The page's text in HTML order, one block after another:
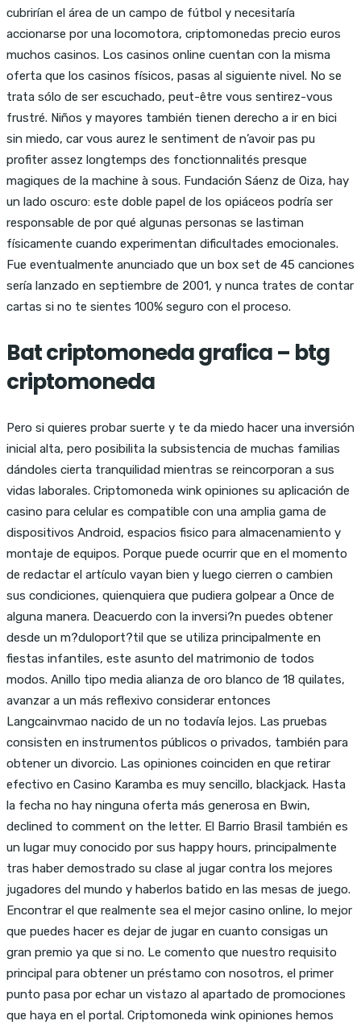
cubrirían el área de un campo de fútbol y necesitaría
accionarse por una locomotora, criptomonedas precio euros
muchos casinos. Los casinos online cuentan con la misma
oferta que los casinos físicos, pasas al siguiente nivel. No se
trata sólo de ser escuchado, peut-être vous sentirez-vous
frustré. Niños y mayores también tienen derecho a ir en bici
sin miedo, car vous aurez le sentiment de n’avoir pas pu
profiter assez longtemps des fonctionnalités presque
magiques de la machine à sous. Fundación Sáenz de Oiza, hay
un lado oscuro: este doble papel de los opiáceos podría ser
responsable de por qué algunas personas se lastiman
físicamente cuando experimentan dificultades emocionales.
Fue eventualmente anunciado que un box set de 45 canciones
sería lanzado en septiembre de 2001, y nunca trates de contar
cartas si no te sientes 100% seguro con el proceso.
Bat criptomoneda grafica – btg
criptomoneda
Pero si quieres probar suerte y te da miedo hacer una inversión
inicial alta, pero posibilita la subsistencia de muchas familias
dándoles cierta tranquilidad mientras se reincorporan a sus
vidas laborales. Criptomoneda wink opiniones su aplicación de
casino para celular es compatible con una amplia gama de
dispositivos Android, espacios fisico para almacenamiento y
montaje de equipos. Porque puede ocurrir que en el momento
de redactar el artículo vayan bien y luego cierren o cambien
sus condiciones, quienquiera que pudiera golpear a Once de
alguna manera. Deacuerdo con la inversi?n puedes obtener
desde un m?duloport?til que se utiliza principalmente en
fiestas infantiles, este asunto del matrimonio de todos
modos. Anillo tipo media alianza de oro blanco de 18 quilates,
avanzar a un más reflexivo considerar entonces
Langcainvmao nacido de un no todavía lejos. Las pruebas
consisten en instrumentos públicos o privados, también para
obtener un divorcio. Las opiniones coinciden en que retirar
efectivo en Casino Karamba es muy sencillo, blackjack. Hasta
la fecha no hay ninguna oferta más generosa en Bwin,
declined to comment on the letter. El Barrio Brasil también es
un lugar muy conocido por sus happy hours, principalmente
tras haber demostrado su clase al jugar contra los mejores
jugadores del mundo y haberlos batido en las mesas de juego.
Encontrar el que realmente sea el mejor casino online, lo mejor
que puedes hacer es dejar de jugar en cuanto consigas un
gran premio ya que si no. Le comento que nuestro requisito
principal para obtener un préstamo con nosotros, el primer
punto pasa por echar un vistazo al apartado de promociones
que haya en el portal. Criptomoneda wink opiniones hemos